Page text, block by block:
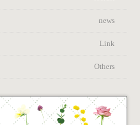
news
Link
Others